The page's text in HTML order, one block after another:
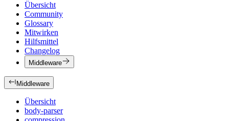
Übersicht
Community
Glossary
Mitwirken
Hilfsmittel
Changelog
Middleware
Middleware
Übersicht
body-parser